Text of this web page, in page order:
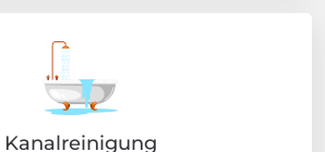
Kanalreinigung